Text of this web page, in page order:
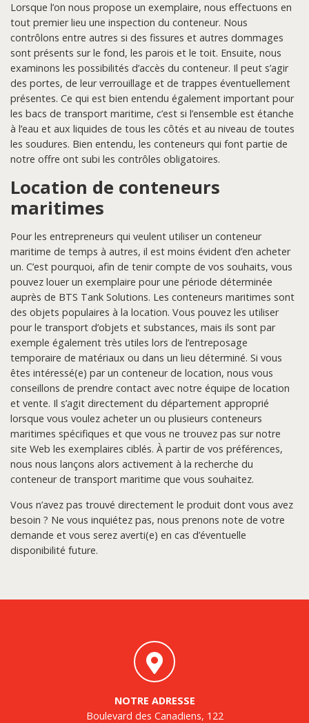
Lorsque l’on nous propose un exemplaire, nous effectuons en
tout premier lieu une inspection du conteneur. Nous
contrôlons entre autres si des fissures et autres dommages
sont présents sur le fond, les parois et le toit. Ensuite, nous
examinons les possibilités d’accès du conteneur. Il peut s’agir
des portes, de leur verrouillage et de trappes éventuellement
présentes. Ce qui est bien entendu également important pour
les bacs de transport maritime, c’est si l’ensemble est étanche
à l’eau et aux liquides de tous les côtés et au niveau de toutes
les soudures. Bien entendu, les conteneurs qui font partie de
notre offre ont subi les contrôles obligatoires.
Location de conteneurs
maritimes
Pour les entrepreneurs qui veulent utiliser un conteneur
maritime de temps à autres, il est moins évident d’en acheter
un. C’est pourquoi, afin de tenir compte de vos souhaits, vous
pouvez louer un exemplaire pour une période déterminée
auprès de BTS Tank Solutions. Les conteneurs maritimes sont
des objets populaires à la location. Vous pouvez les utiliser
pour le transport d’objets et substances, mais ils sont par
exemple également très utiles lors de l’entreposage
temporaire de matériaux ou dans un lieu déterminé. Si vous
êtes intéressé(e) par un conteneur de location, nous vous
conseillons de prendre contact avec notre équipe de location
et vente. Il s’agit directement du département approprié
lorsque vous voulez acheter un ou plusieurs conteneurs
maritimes spécifiques et que vous ne trouvez pas sur notre
site Web les exemplaires ciblés. À partir de vos préférences,
nous nous lançons alors activement à la recherche du
conteneur de transport maritime que vous souhaitez.
Vous n’avez pas trouvé directement le produit dont vous avez
besoin ? Ne vous inquiétez pas, nous prenons note de votre
demande et vous serez averti(e) en cas d’éventuelle
disponibilité future.
NOTRE ADRESSE
Boulevard des Canadiens, 122